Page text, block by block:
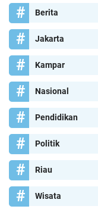
Berita
Jakarta
Kampar
Nasional
Pendidikan
Politik
Riau
Wisata